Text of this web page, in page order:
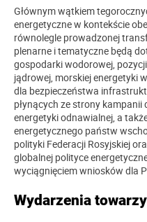
Głównym wątkiem
energetyczne w kontekście
równolegle prowadzonej
plenarne i tematyczne będą
gospodarki wodorowej,
jądrowej, morskiej energetyki
dla bezpieczeństwa
płynących ze strony
energetyki odnawialnej, a
energetycznego państw
polityki Federacji Rosyjskiej
globalnej polityce
wyciągnięciem wniosków dla
Wydarzenia